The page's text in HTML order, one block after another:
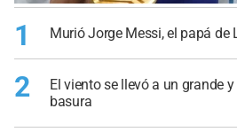
1 Murió Jorge Messi, el papá de
2
El viento se llevó a un grande
basura